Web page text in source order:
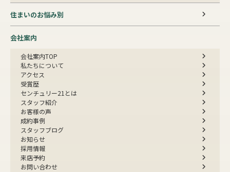
住まいのお悩み別
会社案内
会社案内TOP
私たちについて
アクセス
受賞歴
センチュリー21とは
スタッフ紹介
お客様の声
成約事例
スタッフブログ
お知らせ
採用情報
来店予約
お問い合わせ